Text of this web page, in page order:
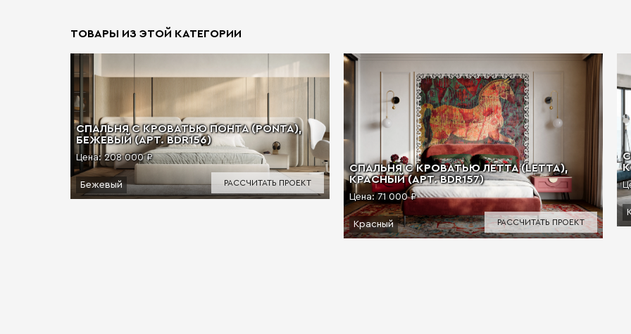
ТОВАРЫ ИЗ ЭТОЙ КАТЕГОРИИ
СПАЛЬНЯ С КРОВАТЬЮ ПОНТА (PONTA),
БЕЖЕВЫЙ (АРТ. BDR156)
Цена: 208 000 ₽
Бежевый РАССЧИТАТЬ ПРОЕКТ
СПАЛЬНЯ С КРОВАТЬЮ ЛЕТТА (LETTA),
КРАСНЫЙ (АРТ. BDR157)
Цена:71 000 ₽
Красный РАССЧИТАТЬ ПРОЕКТ